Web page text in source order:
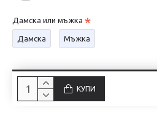
Дамска или мъжка
Дамска Мъжка
КУПИ